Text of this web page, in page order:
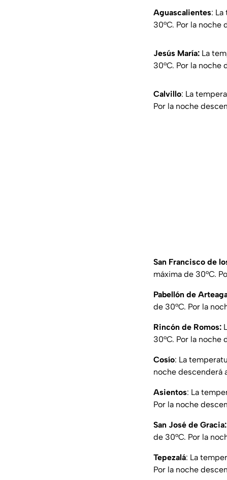
Aguascalientes: La
30°C. Por la noche
Jesús María: La
30°C. Por la noche
Calvillo: La
Por la noche
San Francisco de
máxima de 30°C.
Pabellón de
de 30°C. Por la
Rincón de Romos:
30°C. Por la noche
Cosío: La
noche descenderá
Asientos: La
Por la noche
San José de Gracia:
de 30°C. Por la
Tepezalá: La
Por la noche